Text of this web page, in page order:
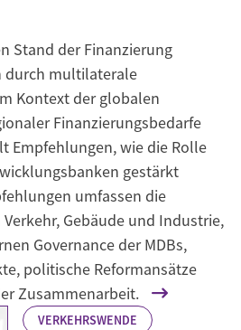
Stand der Finanzierung
durch multilaterale
Kontext der globalen
Finanzierungsbedarfe
Empfehlungen, wie die Rolle
gestärkt
umfassen die
Gebäude und Industrie,
Governance der MDBs,
politische Reformansätze
Zusammenarbeit.
VERKEHRSWENDE